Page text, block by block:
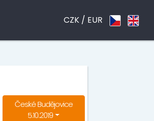
CZK / EUR
České Budějovice
5.10.2019